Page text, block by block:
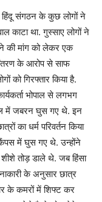
हिंदू संगठन के कुछ लोगों ने
काटा था. गुस्साए लोगों ने
की मांग को लेकर एक
के आरोप से साफ
को गिरफ्तार किया है.
भोपाल से लगभग
में जबरन घुस गए थे. इन
का धर्म परिवर्तन किया
में घुस गए थे. उन्होंने
तोड़ डाले थे. जब हिंसा
के अनुसार छात्र
के कमरों में शिफ्ट कर